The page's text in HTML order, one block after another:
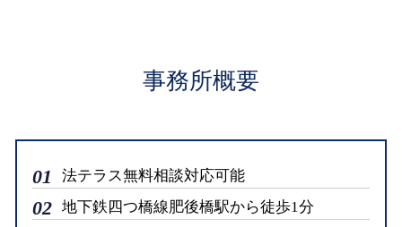
事務所概要
01 法テラス無料相談対応可能
02 地下鉄四つ橋線肥後橋駅から徒歩1分